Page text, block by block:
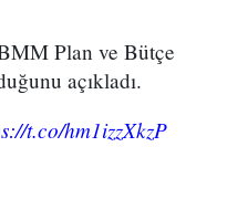
Plan ve Bütçe
açıkladı.
t.co/hm1izzXkzP